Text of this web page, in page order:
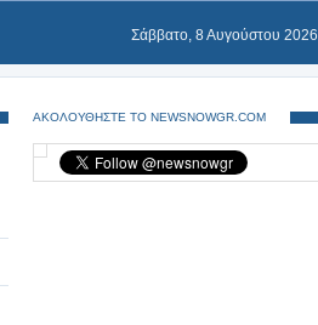
Σάββατο, 8 Αυγούστου 2026
ΑΚΟΛΟΥΘΗΣΤΕ ΤΟ NEWSNOWGR.COM